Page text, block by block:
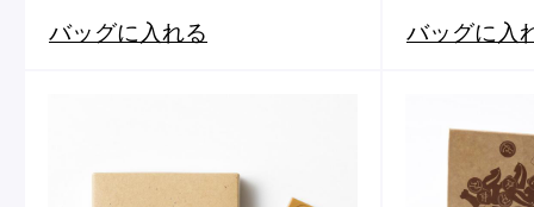
バッグに入れる バッグに入